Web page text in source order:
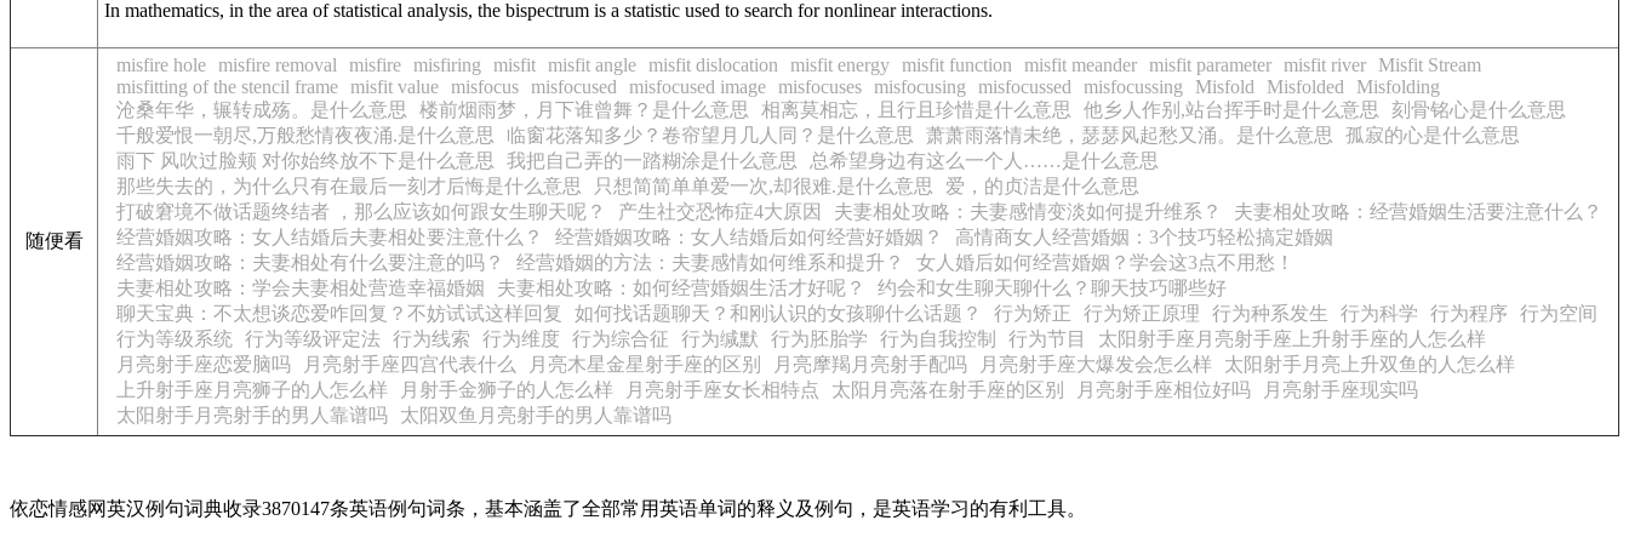
In mathematics, in the area of statistical analysis, the bispectrum is a statistic used to search for nonlinear interactions.
随便看
misfire hole misfire removal misfire misfiring misfit misfit angle misfit dislocation misfit energy misfit function misfit meander misfit parameter misfit river
Misfit Stream
misfitting of the stencil frame misfit value misfocus misfocused misfocused image misfocuses misfocusing misfocussed misfocussing Misfold Misfolded
Misfolding
沧桑年华，辗转成殇。是什么意思
楼前烟雨梦，月下谁曾舞？是什么意思 相离莫相忘，且行且珍惜是什么意思 他乡人作别,站台挥手时是什么意思
刻骨铭心是什么意思
千般爱恨一朝尽,万般愁情夜夜涌.是什么意思
临窗花落知多少？卷帘望月几人同？是什么意思 萧萧雨落情未绝，瑟瑟风起愁又涌。是什么意思
孤寂的心是什么意思
雨下 风吹过脸颊 对你始终放不下是什么意思
我把自己弄的一踏糊涂是什么意思
总希望身边有这么一个人……是什么意思
那些失去的，为什么只有在最后一刻才后悔是什么意思
只想简简单单爱一次,却很难.是什么意思
爱，的贞洁是什么意思
打破窘境不做话题终结者 ，那么应该如何跟女生聊天呢？
产生社交恐怖症4大原因 夫妻相处攻略：夫妻感情变淡如何提升维系？
夫妻相处攻略：经营婚姻生活要注意什么？
经营婚姻攻略：女人结婚后夫妻相处要注意什么？
经营婚姻攻略：女人结婚后如何经营好婚姻？
高情商女人经营婚姻：3个技巧轻松搞定婚姻
经营婚姻攻略：夫妻相处有什么要注意的吗？
经营婚姻的方法：夫妻感情如何维系和提升？
女人婚后如何经营婚姻？学会这3点不用愁！
夫妻相处攻略：学会夫妻相处营造幸福婚姻
夫妻相处攻略：如何经营婚姻生活才好呢？
约会和女生聊天聊什么？聊天技巧哪些好
聊天宝典：不太想谈恋爱咋回复？不妨试试这样回复
如何找话题聊天？和刚认识的女孩聊什么话题？ 行为矫正 行为矫正原理 行为种系发生 行为科学 行为程序 行为空间
行为等级系统
行为等级评定法 行为线索 行为维度 行为综合征 行为缄默 行为胚胎学 行为自我控制 行为节目
太阳射手座月亮射手座上升射手座的人怎么样
月亮射手座恋爱脑吗
月亮射手座四宫代表什么 月亮木星金星射手座的区别 月亮摩羯月亮射手配吗 月亮射手座大爆发会怎么样
太阳射手月亮上升双鱼的人怎么样
上升射手座月亮狮子的人怎么样
月射手金狮子的人怎么样 月亮射手座女长相特点 太阳月亮落在射手座的区别 月亮射手座相位好吗
月亮射手座现实吗
太阳射手月亮射手的男人靠谱吗
太阳双鱼月亮射手的男人靠谱吗
依恋情感网英汉例句词典收录3870147条英语例句词条，基本涵盖了全部常用英语单词的释义及例句，是英语学习的有利工具。